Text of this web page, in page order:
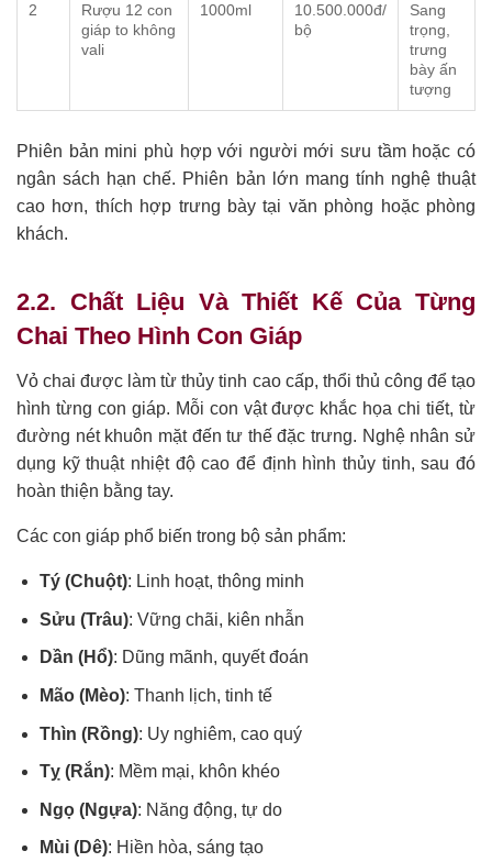
2
Rượu 12 con
giáp to không
vali
1000ml
10.500.000đ/
bộ
Sang
trọng,
trưng
bày ấn
tượng
Phiên bản mini phù hợp với người mới sưu tầm hoặc có
ngân sách hạn chế. Phiên bản lớn mang tính nghệ thuật
cao hơn, thích hợp trưng bày tại văn phòng hoặc phòng
khách.
2.2. Chất Liệu Và Thiết Kế Của Từng
Chai Theo Hình Con Giáp
Vỏ chai được làm từ thủy tinh cao cấp, thổi thủ công để tạo
hình từng con giáp. Mỗi con vật được khắc họa chi tiết, từ
đường nét khuôn mặt đến tư thế đặc trưng. Nghệ nhân sử
dụng kỹ thuật nhiệt độ cao để định hình thủy tinh, sau đó
hoàn thiện bằng tay.
Các con giáp phổ biến trong bộ sản phẩm:
Tý (Chuột): Linh hoạt, thông minh
Sửu (Trâu): Vững chãi, kiên nhẫn
Dần (Hổ): Dũng mãnh, quyết đoán
Mão (Mèo): Thanh lịch, tinh tế
Thìn (Rồng): Uy nghiêm, cao quý
Tỵ (Rắn): Mềm mại, khôn khéo
Ngọ (Ngựa): Năng động, tự do
Mùi (Dê): Hiền hòa, sáng tạo